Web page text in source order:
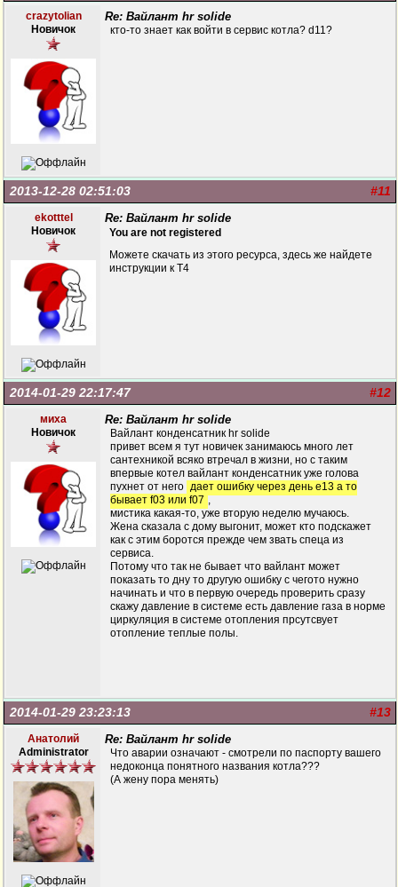
crazytolian
Новичок
Re: Вайлант hr solide
кто-то знает как войти в сервис котла? d11?
#11
2013-12-28 02:51:03
ekotttel
Новичок
Re: Вайлант hr solide
You are not registered
Можете скачать из этого ресурса, здесь же найдете
инструкции к Т4
#12
2014-01-29 22:17:47
миха
Новичок
Re: Вайлант hr solide
Вайлант конденсатник hr solide
привет всем я тут новичек занимаюсь много лет
сантехникой всяко втречал в жизни, но с таким
впервые котел вайлант конденсатник уже голова
пухнет от него дает ошибку через день е13 а то
бывает f03 или f07 ,
мистика какая-то, уже вторую неделю мучаюсь.
Жена сказала с дому выгонит, может кто подскажет
как с этим боротся прежде чем звать спеца из
сервиса.
Потому что так не бывает что вайлант может
показать то дну то другую ошибку с чегото нужно
начинать и что в первую очередь проверить сразу
скажу давление в системе есть давление газа в норме
циркуляция в системе отопления прсутсвует
отопление теплые полы.
#13
2014-01-29 23:23:13
Анатолий
Administrator
Re: Вайлант hr solide
Что аварии означают - смотрели по паспорту вашего
недоконца понятного названия котла???
(А жену пора менять)